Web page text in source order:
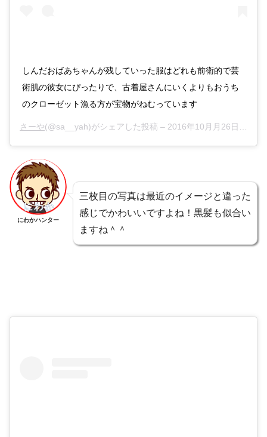
しんだおばあちゃんが残していった服はどれも前衛的で芸
術肌の彼女にぴったりで、古着屋さんにいくよりもおうち
のクローゼット漁る方が宝物がねむっています
さーや(@sa__yah)がシェアした投稿 – 2016年10月月26日午前5時52分PDT
にわかハンター
三枚目の写真は最近のイメージと違った
感じでかわいいですよね！黒髪も似合い
ますね＾＾